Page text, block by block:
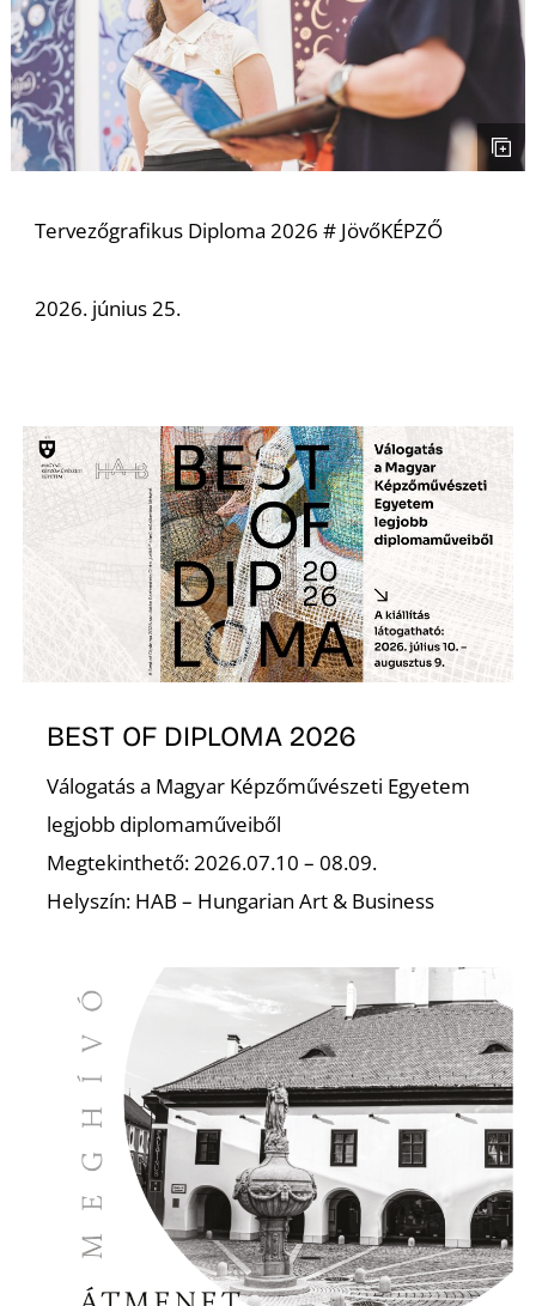
Tervezőgrafikus Diploma 2026 # JövőKÉPZŐ
2026. június 25.
BEST OF DIPLOMA 2026
Válogatás a Magyar Képzőművészeti Egyetem
legjobb diplomaműveiből
Megtekinthető: 2026.07.10 – 08.09.
Helyszín: HAB – Hungarian Art & Business